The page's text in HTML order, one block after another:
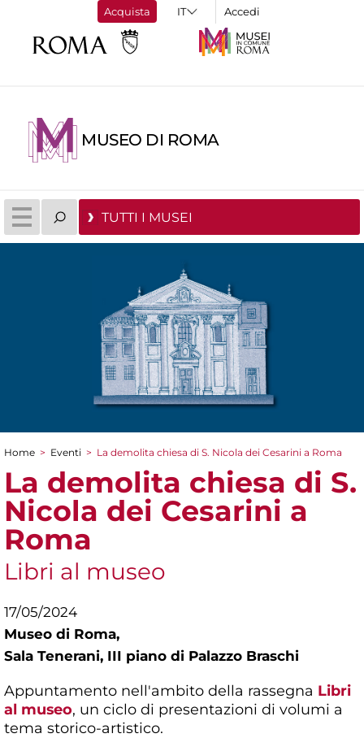
Acquista Accedi
MUSEO DI ROMA
TUTTI I MUSEI
Tu sei qui
Home > Eventi > La demolita chiesa di S. Nicola dei Cesarini a Roma
La demolita chiesa di S.
Nicola dei Cesarini a
Roma
Libri al museo
17/05/2024
Museo di Roma,
Sala Tenerani, III piano di Palazzo Braschi
Appuntamento nell'ambito della rassegna Libri
al museo, un ciclo di presentazioni di volumi a
tema storico-artistico.